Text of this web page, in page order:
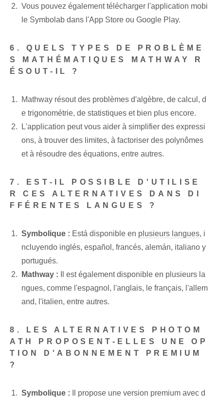
Vous pouvez également télécharger l'application mobi
le Symbolab dans l'App ⁤Store ou ⁢Google⁢ Play.
6. QUELS TYPES DE PROBLÈME
S MATHÉMATIQUES MATHWAY R
ÉSOUT-IL ?
Mathway⁤ résout des problèmes d'algèbre, de calcul, d
e trigonométrie, de statistiques et bien plus encore.
L'application peut vous aider à simplifier des expressi
ons, à trouver des limites, à factoriser des polynômes
et à résoudre des équations, entre autres.
7. EST-IL POSSIBLE D'UTILISE
R CES ALTERNATIVES DANS DI
FFÉRENTES LANGUES ?
Symbolique : ​Está disponible⁢ en plusieurs langues, ⁢i
ncluyendo inglés, español,‌ francés, alemán, italiano y ⁤
portugués.
Mathway : Il est également disponible en plusieurs la
ngues, comme l'espagnol, l'anglais, le français, l'allem
and, l'italien, entre autres.
8. LES ALTERNATIVES PHOTOM
ATH PROPOSENT-ELLES UNE OP
TION D'ABONNEMENT PREMIUM
?
Symbolique : Il propose une version premium avec d